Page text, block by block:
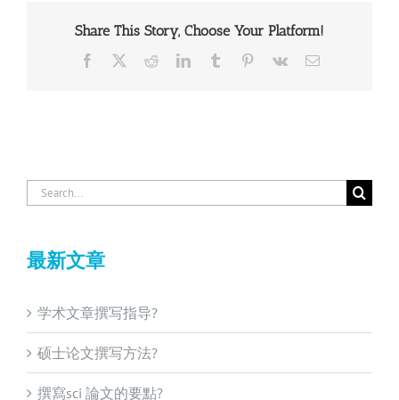
Share This Story, Choose Your Platform!
Facebook RedditLinkedInTumblr Pinterest
Vk Email
Search
for:
最新文章
学术文章撰写指导?
硕士论文撰写方法?
撰寫sci 論文的要點?